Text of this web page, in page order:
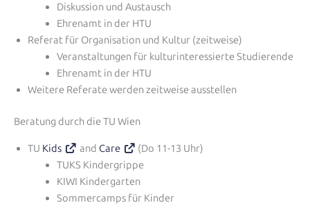
Diskussion und Austausch
Ehrenamt in der HTU
Referat für Organisation und Kultur (zeitweise)
Veranstaltungen für kulturinteressierte Studierende
Ehrenamt in der HTU
Weitere Referate werden zeitweise ausstellen
Beratung durch die TU Wien
TU Kids and Care
(Do 11-13 Uhr)
TUKS Kindergrippe
KIWI Kindergarten
Sommercamps für Kinder